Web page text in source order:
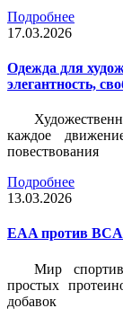
Подробнее
17.03.2026
Одежда для
элегантность,
каждое
повествования
Подробнее
13.03.2026
EAA против
Мир
простых
добавок